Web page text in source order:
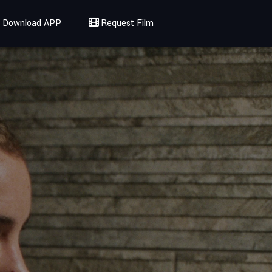
Download APP Request Film